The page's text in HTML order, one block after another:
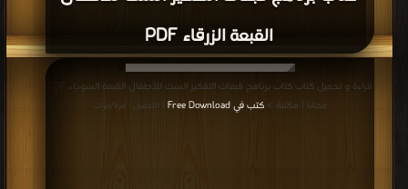
القبعة الزرقاء PDF
مجانا | مكتبة >كتب في Free Download | التحميل : مرة/مرات